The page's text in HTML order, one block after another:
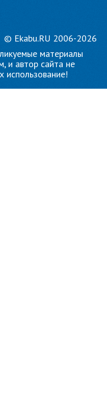
© Ekabu.RU 2006-2026
материалы
и автор сайта не
использование!